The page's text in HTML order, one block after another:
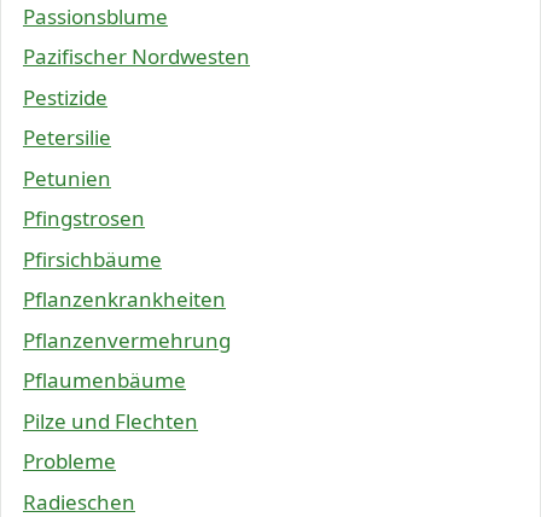
Passionsblume
Pazifischer Nordwesten
Pestizide
Petersilie
Petunien
Pfingstrosen
Pfirsichbäume
Pflanzenkrankheiten
Pflanzenvermehrung
Pflaumenbäume
Pilze und Flechten
Probleme
Radieschen